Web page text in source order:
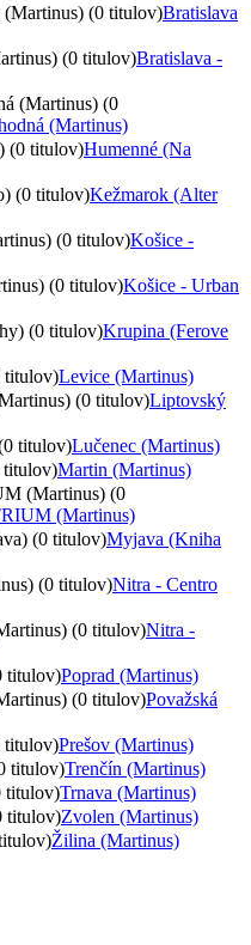
(0 titulov)Bratislava
(0 titulov)Bratislava -
(Martinus) (0
(Martinus)
(0 titulov)Humenné (Na
(0 titulov)Kežmarok (Alter
(0 titulov)Košice -
(0 titulov)Košice - Urban
(0 titulov)Krupina (Ferove
titulov)Levice (Martinus)
(0 titulov)Liptovský
titulov)Lučenec (Martinus)
titulov)Martin (Martinus)
(Martinus) (0
(Martinus)
(0 titulov)Myjava (Kniha
(0 titulov)Nitra - Centro
(0 titulov)Nitra -
titulov)Poprad (Martinus)
(0 titulov)Považská
titulov)Prešov (Martinus)
titulov)Trenčín (Martinus)
titulov)Trnava (Martinus)
titulov)Zvolen (Martinus)
Žilina (Martinus)